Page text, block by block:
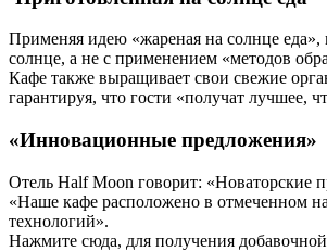
Применяя идею «жареная на солнце
солнце, а не с применением «методов
Кафе также выращивает свои свежие
гарантируя, что гости «получат лучшее,
«Инновационные предложения»
Отель Half Moon говорит: «Новаторские
«Наше кафе расположено в отмеченном
технологий».
Нажмите сюда, для получения